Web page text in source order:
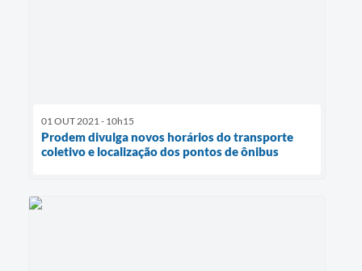
01 OUT 2021 - 10h15
Prodem divulga novos horários do transporte
coletivo e localização dos pontos de ônibus